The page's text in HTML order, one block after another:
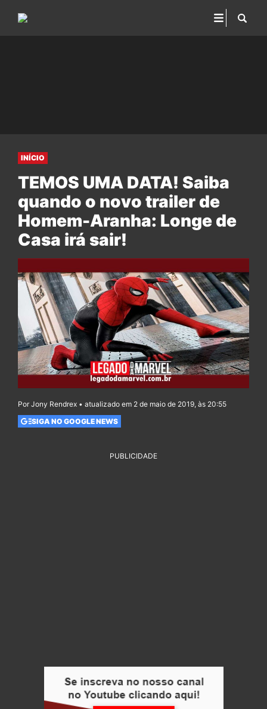
INÍCIO
TEMOS UMA DATA! Saiba
quando o novo trailer de
Homem-Aranha: Longe de
Casa irá sair!
Por Jony Rendrex • atualizado em 2 de maio de 2019, às 20:55
SIGA NO GOOGLE NEWS
PUBLICIDADE